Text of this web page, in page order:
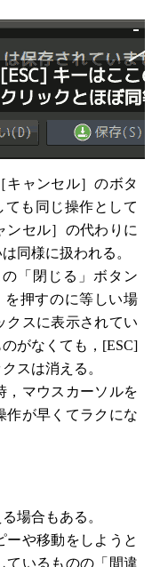
ャンセル］のボタ
ても同じ操作として
ンセル］の代わりに
同様に扱われる。
「閉じる」ボタン
を押すのに等しい場
クスに表示されてい
がなくても，[ESC]
スは消える。
マウスカーソルを
作が早くてラクにな
場合もある。
や移動をしようと
ているものの「間違